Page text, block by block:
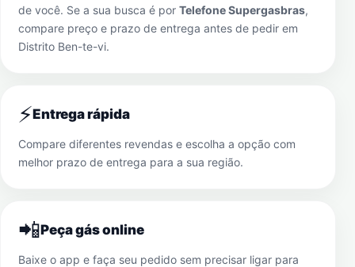
de você. Se a sua busca é por Telefone Supergasbras,
compare preço e prazo de entrega antes de pedir em
Distrito Ben-te-vi.
⚡Entrega rápida
Compare diferentes revendas e escolha a opção com
melhor prazo de entrega para a sua região.
📲Peça gás online
Baixe o app e faça seu pedido sem precisar ligar para